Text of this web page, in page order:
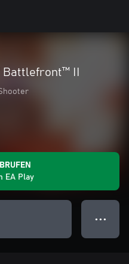
Battlefront™ II
EA Play
● ● ●